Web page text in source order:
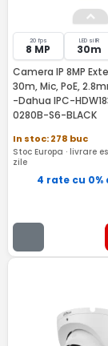
20 fps
8 MP
LED si IR
30m
Camera IP 8MP
30m, Mic, PoE,
-Dahua IPC-
0280B-S6-BLACK
In stoc: 278 buc
Stoc Europa · livrare
zile
4 rate cu